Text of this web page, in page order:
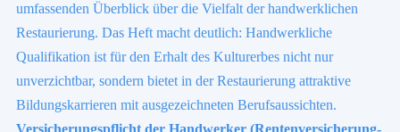
umfassenden Überblick über die Vielfalt der handwerklichen
Restaurierung. Das Heft macht deutlich: Handwerkliche
Qualifikation ist für den Erhalt des Kulturerbes nicht nur
unverzichtbar, sondern bietet in der Restaurierung attraktive
Bildungskarrieren mit ausgezeichneten Berufsaussichten.
Versicherungspflicht der Handwerker (Rentenversicherung-